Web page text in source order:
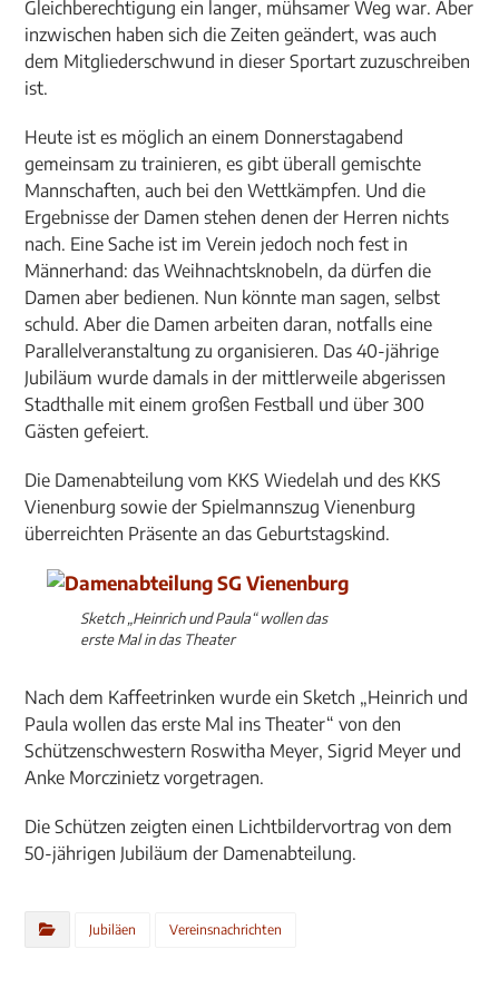
Gleichberechtigung ein langer, mühsamer Weg war. Aber
inzwischen haben sich die Zeiten geändert, was auch
dem Mitgliederschwund in dieser Sportart zuzuschreiben
ist.
Heute ist es möglich an einem Donnerstagabend
gemeinsam zu trainieren, es gibt überall gemischte
Mannschaften, auch bei den Wettkämpfen. Und die
Ergebnisse der Damen stehen denen der Herren nichts
nach. Eine Sache ist im Verein jedoch noch fest in
Männerhand: das Weihnachtsknobeln, da dürfen die
Damen aber bedienen. Nun könnte man sagen, selbst
schuld. Aber die Damen arbeiten daran, notfalls eine
Parallelveranstaltung zu organisieren. Das 40-jährige
Jubiläum wurde damals in der mittlerweile abgerissen
Stadthalle mit einem großen Festball und über 300
Gästen gefeiert.
Die Damenabteilung vom KKS Wiedelah und des KKS
Vienenburg sowie der Spielmannszug Vienenburg
überreichten Präsente an das Geburtstagskind.
Sketch „Heinrich und Paula“ wollen das
erste Mal in das Theater
Nach dem Kaffeetrinken wurde ein Sketch „Heinrich und
Paula wollen das erste Mal ins Theater“ von den
Schützenschwestern Roswitha Meyer, Sigrid Meyer und
Anke Morczinietz vorgetragen.
Die Schützen zeigten einen Lichtbildervortrag von dem
50-jährigen Jubiläum der Damenabteilung.
Jubiläen Vereinsnachrichten